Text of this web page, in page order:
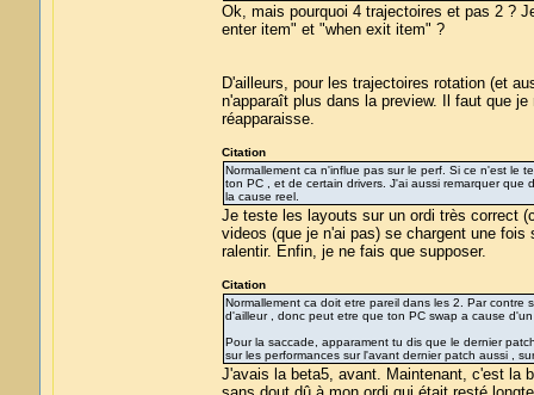
Ok, mais pourquoi 4 trajectoires et pas 2 ?
enter item" et "when exit item" ?
D'ailleurs, pour les trajectoires rotation (et
n'apparaît plus dans la preview. Il faut que
réapparaisse.
Citation
Normallement ca n'influe pas sur le perf. Si ce n'est le
ton PC , et de certain drivers. J'ai aussi remarquer que
la cause reel.
Je teste les layouts sur un ordi très correct
videos (que je n'ai pas) se chargent une
ralentir. Enfin, je ne fais que supposer.
Citation
Normallement ca doit etre pareil dans les 2. Par
d'ailleur , donc peut etre que ton PC swap a cause
Pour la saccade, apparament tu dis que le dernier
sur les performances sur l'avant dernier patch aussi ,
J'avais la beta5, avant. Maintenant, c'est la